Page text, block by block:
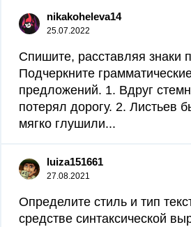
nikakoheleva14
25.07.2022
Спишите, расставляя знаки
Подчеркните
предложений. 1. Вдруг
потерял дорогу. 2. Листьев
мягко глушили...
luiza151661
27.08.2021
Определите стиль и тип
средстве синтаксической